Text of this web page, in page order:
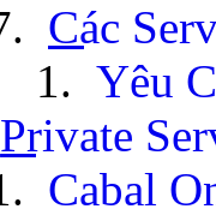
Các
Yêu
Private
Cabal